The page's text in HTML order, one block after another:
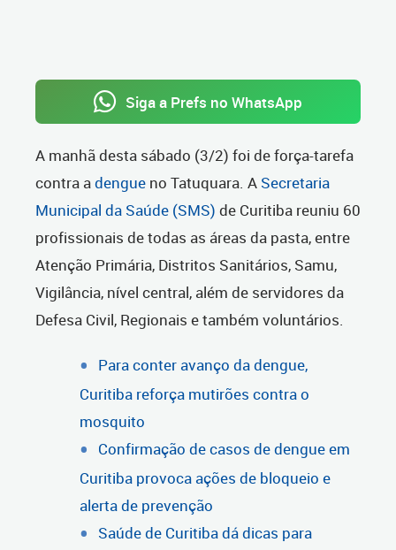
Siga a Prefs no WhatsApp
A manhã desta sábado (3/2) foi de força-tarefa
contra adengue no Tatuquara. A Secretaria
Municipal da Saúde (SMS) de Curitiba reuniu 60
profissionais de todas as áreas da pasta, entre
Atenção Primária, Distritos Sanitários, Samu,
Vigilância, nível central, além de servidores da
Defesa Civil, Regionais e também voluntários.
Para conter avanço da dengue,
Curitiba reforça mutirões contra o
mosquito
Confirmação de casos de dengue em
Curitiba provoca ações de bloqueio e
alerta de prevenção
Saúde de Curitiba dá dicas para